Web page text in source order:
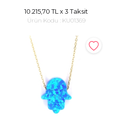
10.215,70 TL x 3 Taksit
Ürün Kodu : KU01369